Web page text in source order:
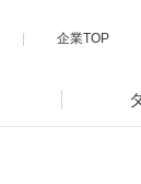
企業TOP